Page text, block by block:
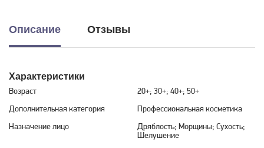
Описание Отзывы
Характеристики
Возраст
20+; 30+; 40+; 50+
Дополнительная категория
Профессиональная косметика
Назначение лицо
Дряблость; Морщины; Сухость;
Шелушение